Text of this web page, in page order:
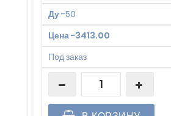
Ду-50
Цена-3413.00
Под заказ